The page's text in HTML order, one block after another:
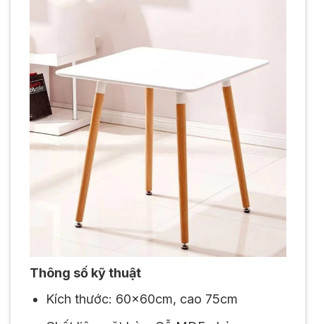
Thông số kỹ thuật
Kích thước: 60x60cm, cao 75cm